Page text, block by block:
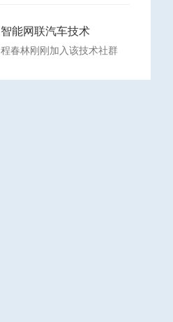
智能网联汽车技术
程春林刚刚加入该技术社群